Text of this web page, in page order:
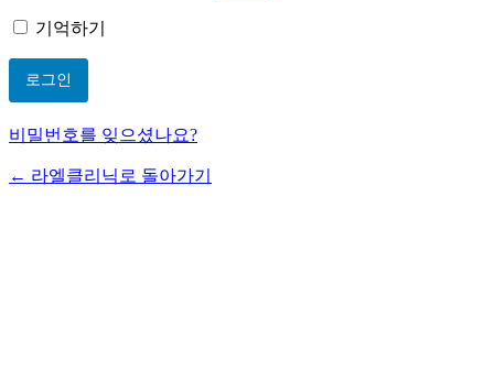
기억하기
비밀번호를 잊으셨나요?
← 라엘클리닉로 돌아가기